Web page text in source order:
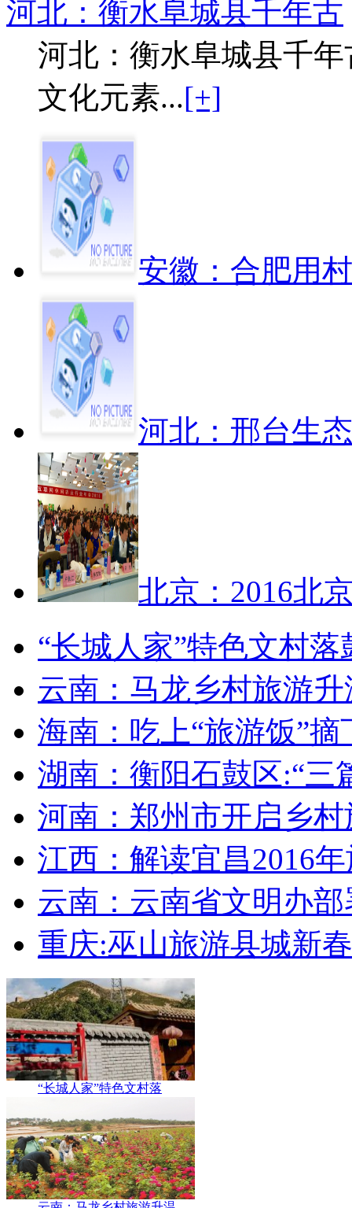
河北：衡水阜城县千年古
河北：衡水阜城县千
文化元素...[+]
安徽：合肥用
河北：邢台生
北京：2016北
“长城人家”特色文村落
云南：马龙乡村旅游升
海南：吃上“旅游饭”摘
湖南：衡阳石鼓区:“三
河南：郑州市开启乡村
江西：解读宜昌2016
云南：云南省文明办部
重庆:巫山旅游县城新
“长城人家”特色文村落